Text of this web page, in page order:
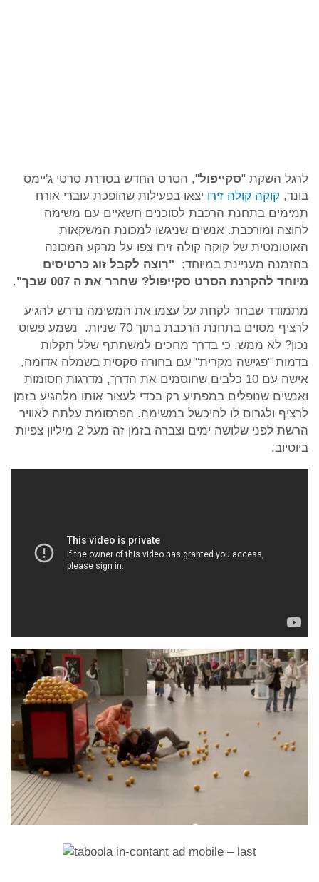
לרגל השקת "סקייפול", הסרט החדש בסדרת סרטי ג'יימס
בונד, קוקה קולה זירו יצאו בפעילות שהופכת עוברי אורח
תמימים בתחנת הרכבת לסוכנים חשאיים עם משימה
לחוצה ומורכבת. אנשים שניגשו למכונת המשקאות
האוטומטית של קוקה קולה זירו צפו על מרקע המכונה
בהזמנה מעניינת במיוחד: "רוצה לקבל זוג כרטיסים
מיוחד להקרנת הסרט סקייפול? שחרר את ה 007 שבך"
.
מתמודד שבחר לקחת על עצמו את המשימה נדרש להגיע
לרציף מסוים בתחנת הרכבת בתוך 70 שניות. נשמע פשוט
נכון? לא ממש, כי בדרך מחכים למשתתף שלל תקלות
בדמות "פגישה מקרית" עם בחורה סקסית בשמלה אדומה,
אישה עם 10 כלבים שחוסמים את הדרך, מדרגות חסומות
ואנשים שנופלים במפתיע רק בכדי לעצור אותו מלהגיע בזמן
לרציף ולגרום לו להיכשל במשימה. הפרסומת עלתה לאוויר
הרשת לפני שלושה ימים וצברה בזמן זה מעל 2 מיליון צפיות
ביוטיוב.